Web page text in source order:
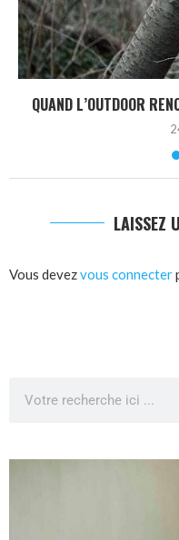
QUAND L’OUTDOOR
LAISSEZ
Vous devezvous connecter